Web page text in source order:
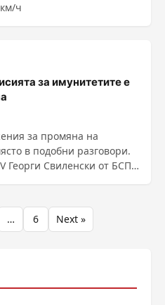
ч
за имунитетите е
за промяна на
в подобни разговори.
Георги Свиленски от БСП.
… 6 Next »